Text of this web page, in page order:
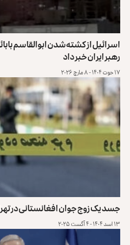
اسرائیل از کشته‌شدن ابوالقاسم
رهبر ایران خبر داد
۱۷ حوت ۱۴۰۴ - ۸ مارچ ۲۰۲۶
جسد یک زوج جوان افغانستانی در
۱۳ اسد ۱۴۰۴ - ۴ آگست ۲۰۲۵